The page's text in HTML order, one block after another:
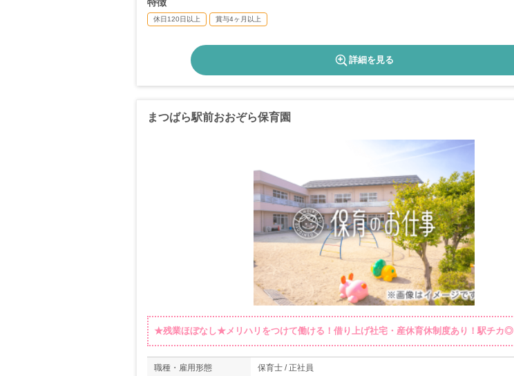
休日120日以上 賞与4ヶ月以上
詳細を見る
まつばら駅前おおぞら保育園
★残業ほぼなし★メリハリをつけて働ける！借り上げ社宅・産休育休制度あり！駅チカ◎
職種・雇用形態 保育士 / 正社員